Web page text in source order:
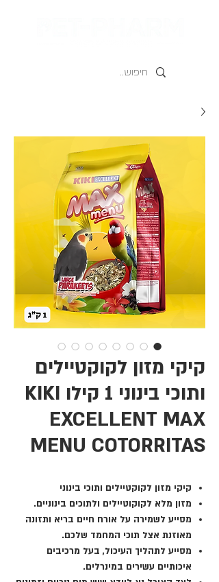
קיקי מזון לקוקטיילים
ותוכי בינוני 1 קילו KIKI
EXCELLENT MAX
MENU COTORRITAS
קיקי מזון לקוקטיילים ותוכי בינוני
מזון מלא לקוקוטיילים ולתוכים בינוניים.
מסייע לשמירה על אורח חיים בריא ותזונה
מאוזנת אצל תוכי המחמד שלכם.
מסייע לתהליך העיכול, בעל מרכיבים
איכותיים עשירים במינרלים.